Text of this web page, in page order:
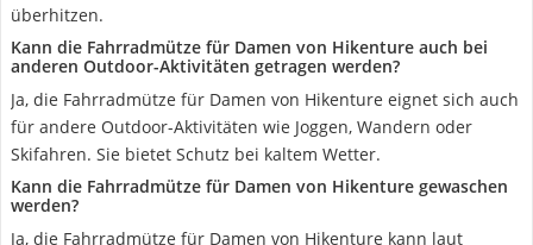
überhitzen.
Kann die Fahrradmütze für Damen von Hikenture auch bei
anderen Outdoor-Aktivitäten getragen werden?
Ja, die Fahrradmütze für Damen von Hikenture eignet sich auch
für andere Outdoor-Aktivitäten wie Joggen, Wandern oder
Skifahren. Sie bietet Schutz bei kaltem Wetter.
Kann die Fahrradmütze für Damen von Hikenture gewaschen
werden?
Ja, die Fahrradmütze für Damen von Hikenture kann laut